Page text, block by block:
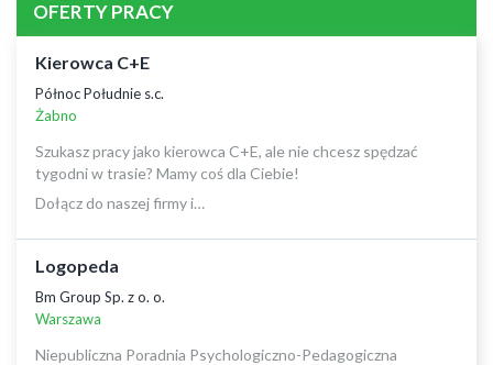
OFERTY PRACY
Kierowca C+E
Północ Południe s.c.
Żabno
Szukasz pracy jako kierowca C+E, ale nie chcesz spędzać
tygodni w trasie? Mamy coś dla Ciebie!
Dołącz do naszej firmy i…
Logopeda
Bm Group Sp. z o. o.
Warszawa
Niepubliczna Poradnia Psychologiczno-Pedagogiczna